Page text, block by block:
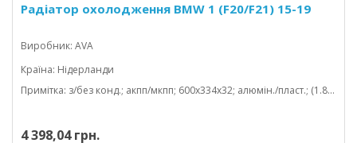
Радіатор охолодження BMW 1 (F20/F21) 15-19
Виробник: AVA
Країна: Нідерланди
Примітка: з/без конд.; акпп/мкпп; 600x334x32; алюмін./пласт.; (1.8/2.5/3.5/2.0/2.8); паяний
4 398,04 грн.